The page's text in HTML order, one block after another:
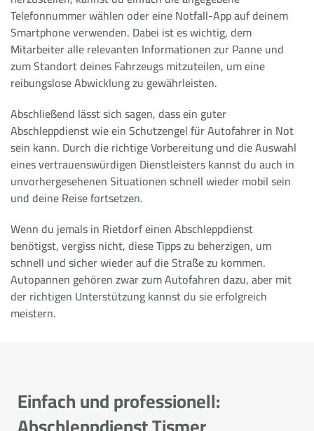
Telefonnummer wählen oder eine Notfall-App auf deinem
Smartphone verwenden. Dabei ist es wichtig, dem
Mitarbeiter alle relevanten Informationen zur Panne und
zum Standort deines Fahrzeugs mitzuteilen, um eine
reibungslose Abwicklung zu gewährleisten.
Abschließend lässt sich sagen, dass ein guter
Abschleppdienst wie ein Schutzengel für Autofahrer in Not
sein kann. Durch die richtige Vorbereitung und die Auswahl
eines vertrauenswürdigen Dienstleisters kannst du auch in
unvorhergesehenen Situationen schnell wieder mobil sein
und deine Reise fortsetzen.
Wenn du jemals in Rietdorf einen Abschleppdienst
benötigst, vergiss nicht, diese Tipps zu beherzigen, um
schnell und sicher wieder auf die Straße zu kommen.
Autopannen gehören zwar zum Autofahren dazu, aber mit
der richtigen Unterstützung kannst du sie erfolgreich
meistern.
Einfach und professionell: